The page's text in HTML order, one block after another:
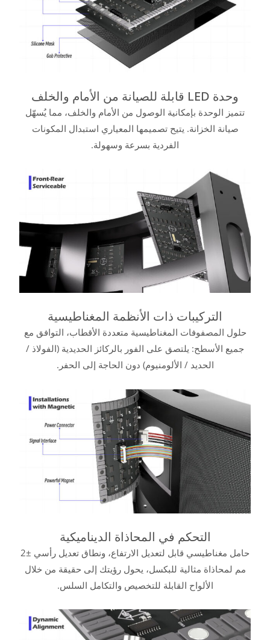
وحدة LED قابلة للصيانة من الأمام والخلف
تتميز الوحدة بإمكانية الوصول من الأمام والخلف، مما يُسهّل
صيانة الخزانة. يتيح تصميمها المعياري استبدال المكونات
الفردية بسرعة وسهولة.
التركيبات ذات الأنظمة المغناطيسية
حلول المصفوفات المغناطيسية متعددة الأقطاب، التوافق مع
جميع الأسطح: يلتصق على الفور بالركائز الحديدية (الفولاذ /
الحديد / الألومنيوم) دون الحاجة إلى الحفر.
التحكم في المحاذاة الديناميكية
حامل مغناطيسي قابل لتعديل الارتفاع، ونطاق تعديل رأسي ±2
مم لمحاذاة مثالية للبكسل، يحول رؤيتك إلى حقيقة من خلال
الألواح القابلة للتخصيص والتكامل السلس.